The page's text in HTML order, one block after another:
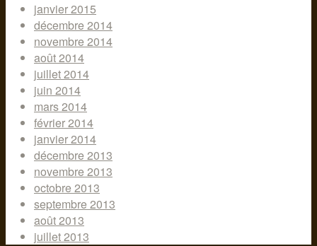
janvier 2015
décembre 2014
novembre 2014
août 2014
juillet 2014
juin 2014
mars 2014
février 2014
janvier 2014
décembre 2013
novembre 2013
octobre 2013
septembre 2013
août 2013
juillet 2013